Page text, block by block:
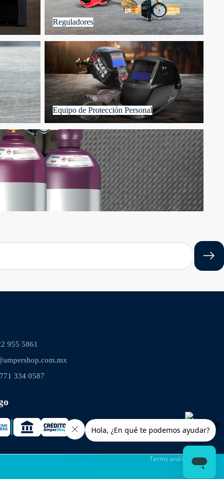
Reguladores
Equipo de Protección Personal
Equipo de Protección Personal
955 5861
771 334 0587
Terms and Policies
Privacy policy